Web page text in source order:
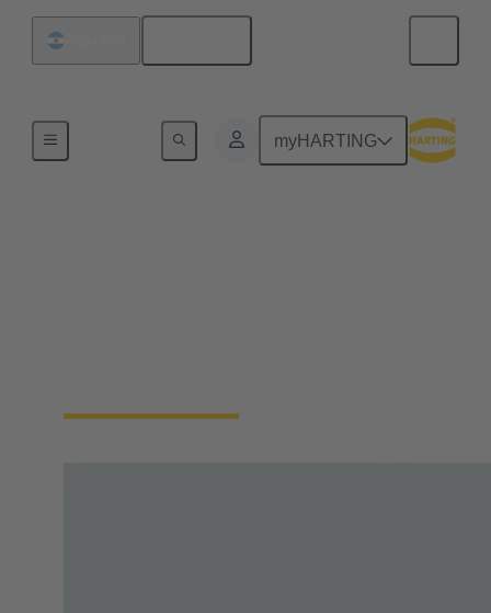
myHARTING